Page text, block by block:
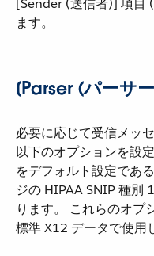
[Sender (送信者)] 項目
ます。
[Parser (パーサ
必要に応じて受信メッ
以下のオプションを設
をデフォルト設定であ
ジの HIPAA SNIP 種別
ります。 これらのオプ
標準 X12 データで使用